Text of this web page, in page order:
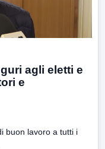
agli eletti e
e
buon lavoro a tutti i